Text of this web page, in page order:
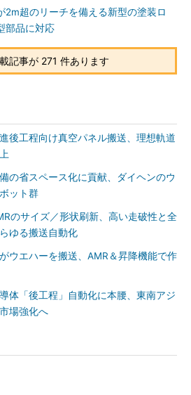
2m超のリーチを備える新型の塗装ロ
部品に対応
記事が 271 件あります
後工程向け真空パネル搬送、理想軌道
の省スペース化に貢献、ダイヘンのウ
ット群
のサイズ／形状刷新、高い走破性と全
ゆる搬送自動化
ウエハーを搬送、AMR＆昇降機能で作
体「後工程」自動化に本腰、東南アジ
場強化へ